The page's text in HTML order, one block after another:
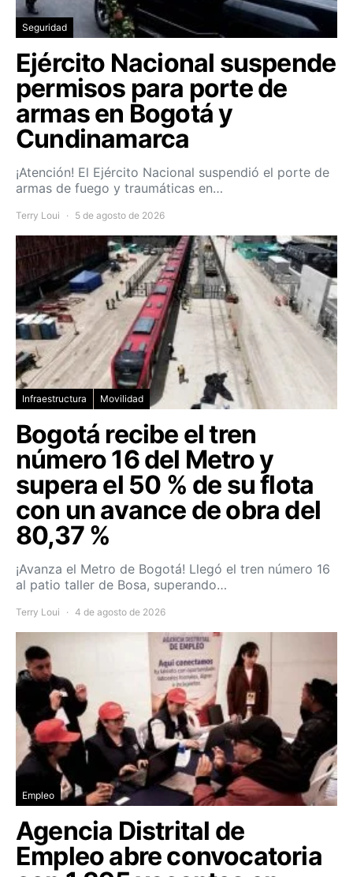
Seguridad
Ejército Nacional suspende
permisos para porte de
armas en Bogotá y
Cundinamarca
¡Atención! El Ejército Nacional suspendió el porte de
armas de fuego y traumáticas en…
Terry Loui 5 de agosto de 2026
Infraestructura Movilidad
Bogotá recibe el tren
número 16 del Metro y
supera el 50 % de su flota
con un avance de obra del
80,37 %
¡Avanza el Metro de Bogotá! Llegó el tren número 16
al patio taller de Bosa, superando…
Terry Loui 4 de agosto de 2026
Empleo
Agencia Distrital de
Empleo abre convocatoria